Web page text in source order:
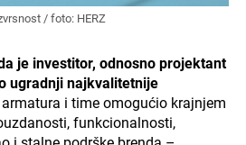
/ foto: HERZ
je investitor, odnosno projektant
ugradnji najkvalitetnije
i time omogućio krajnjem
funkcionalnosti,